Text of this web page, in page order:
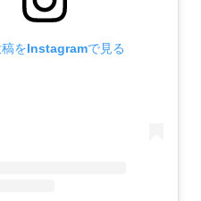
をInstagramで見る